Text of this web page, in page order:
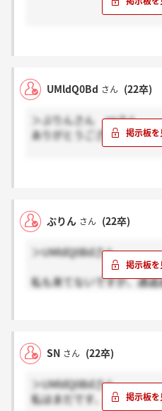
UMldQ0Bd さん (22卒)
＞ぷりんさん snさん
ありがとうございます。
ぷりん さん (22卒)
＞UMldQ0Bdさん
私も来てないですが、通
SN さん (22卒)
＞UMldQ0Bdさん
私はまだです、、来ました